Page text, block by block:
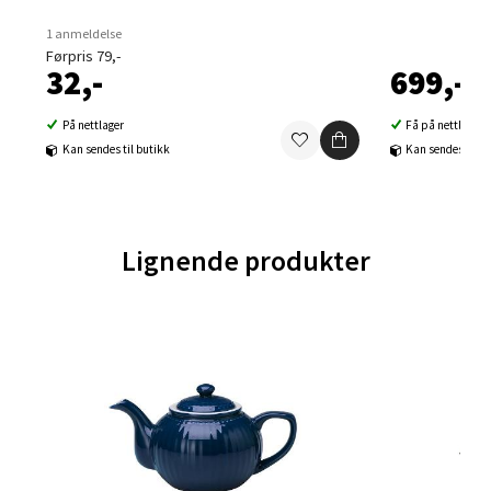
1 anmeldelse
Førpris 79,-
32,-
På nettlager
Kan sendes til butikk
699,-
Få på nettlager
Kan sendes til
Lignende produkter
Ski - Thon Senter Ski
0 i butikk
Sortland - Sortland Storsenter